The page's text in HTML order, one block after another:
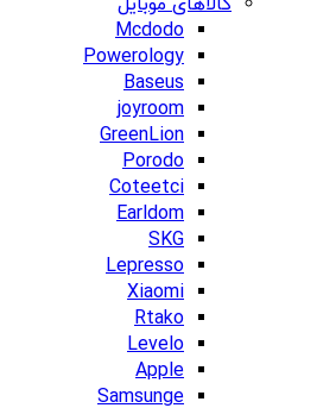
Mcdodo
Powerology
Baseus
joyroom
GreenLion
Porodo
Coteetci
Earldom
SKG
Lepresso
Xiaomi
Rtako
Levelo
Apple
Samsunge